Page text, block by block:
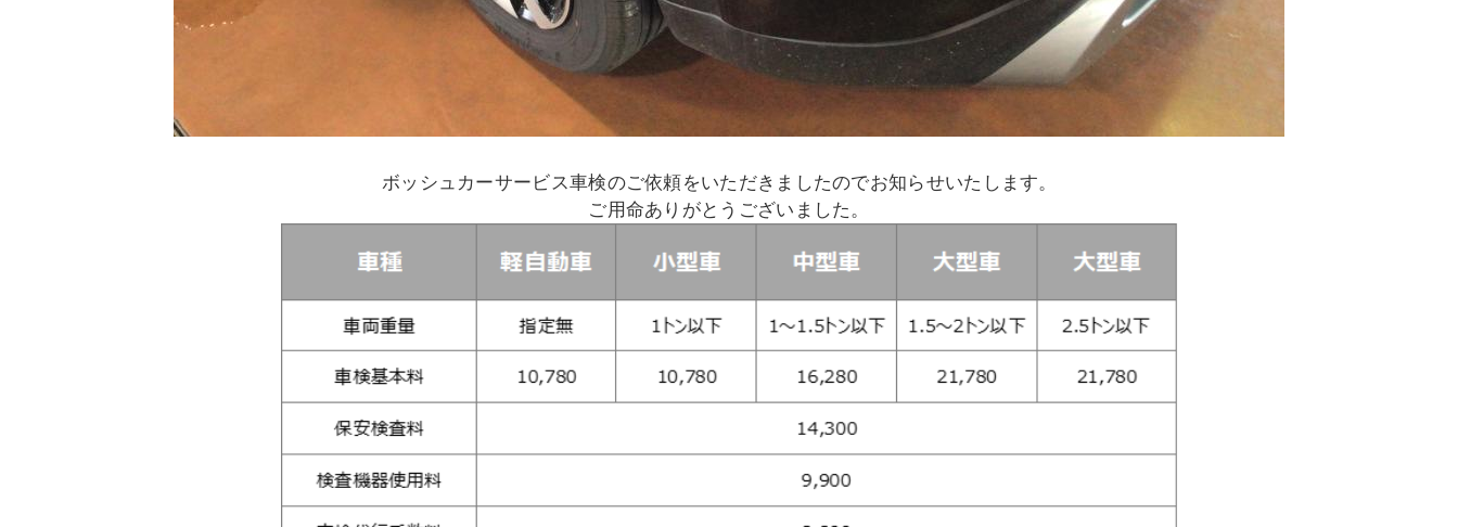
ボッシュカーサービス車検のご依頼をいただきましたのでお知らせいたします。
ご用命ありがとうございました。